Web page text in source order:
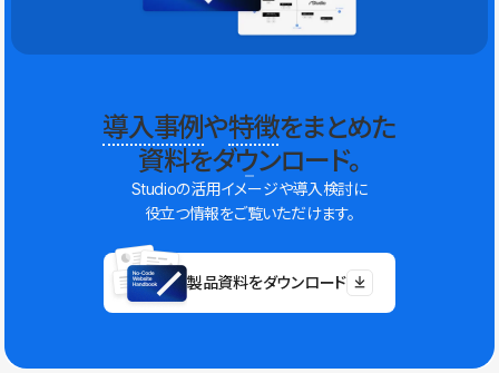
導入事例や特徴をまとめた
資料をダウンロード。
Studioの活用イメージや導入検討に
役立つ情報をご覧いただけます。
製品資料をダウンロード